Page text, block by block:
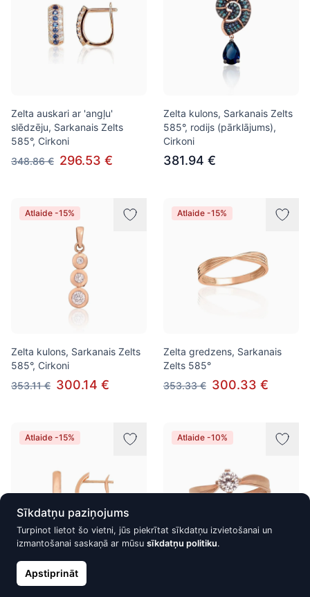
Zelta auskari ar 'angļu'
slēdzēju, Sarkanais Zelts
585°, Cirkoni
348.86 € 296.53 €
Zelta kulons, Sarkanais Zelts
585°, rodijs (pārklājums),
Cirkoni
381.94 €
Atlaide -15%
Zelta kulons, Sarkanais Zelts
585°, Cirkoni
353.11 € 300.14 €
Atlaide -15%
Zelta gredzens, Sarkanais
Zelts 585°
353.33 € 300.33 €
Atlaide -15%
Zelta auskari ar 'angļu'
slēdzēju, Sarkanais Zelts
Atlaide -10%
Sīkdatņu paziņojums
Turpinot lietot šo vietni, jūs piekrītat sīkdatņu izvietošanai un
izmantošanai saskaņā ar mūsu sīkdatņu politiku.
Apstiprināt